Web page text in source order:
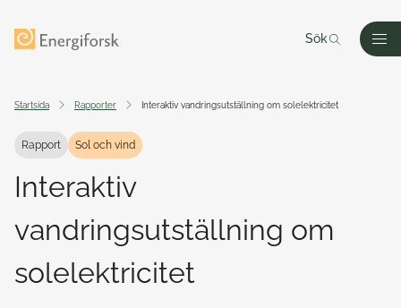
Sök
Startsida Rapporter Interaktiv vandringsutställning om solelektricitet
Rapport Sol och vind
Interaktiv
vandringsutställning om
solelektricitet